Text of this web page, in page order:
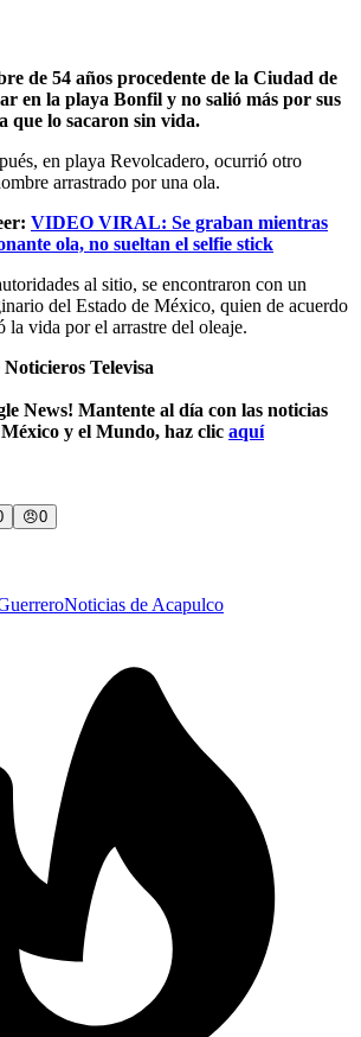
de 54 años procedente de la Ciudad de
en la playa Bonfil y no salió más por sus
que lo sacaron sin vida.
en playa Revolcadero, ocurrió otro
arrastrado por una ola.
VIDEO VIRAL: Se graban mientras
ola, no sueltan el selfie stick
al sitio, se encontraron con un
del Estado de México, quien de acuerdo
la vida por el arrastre del oleaje.
Televisa
News! Mantente al día con las noticias
y el Mundo, haz clic aquí
😠0
Noticias de Acapulco